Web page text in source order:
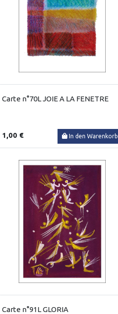
Carte n°70L JOIE A LA FENETRE
1,00 € In den Warenkorb
Carte n°91L GLORIA